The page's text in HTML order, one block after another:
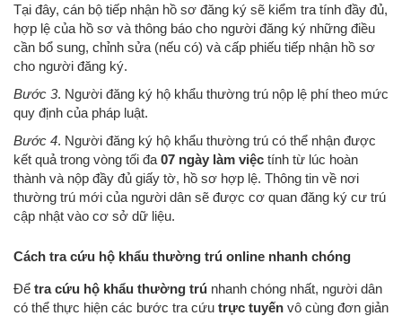
Tại đây, cán bộ tiếp nhận hồ sơ đăng ký sẽ kiểm tra tính đầy đủ,
hợp lệ của hồ sơ và thông báo cho người đăng ký những điều
cần bổ sung, chỉnh sửa (nếu có) và cấp phiếu tiếp nhận hồ sơ
cho người đăng ký.
Bước 3. Người đăng ký hộ khẩu thường trú nộp lệ phí theo mức
quy định của pháp luật.
Bước 4. Người đăng ký hộ khẩu thường trú có thể nhận được
kết quả trong vòng tối đa 07 ngày làm việc tính từ lúc hoàn
thành và nộp đầy đủ giấy tờ, hồ sơ hợp lệ. Thông tin về nơi
thường trú mới của người dân sẽ được cơ quan đăng ký cư trú
cập nhật vào cơ sở dữ liệu.
Cách tra cứu hộ khẩu thường trú online nhanh chóng
Để tra cứu hộ khẩu thường trú nhanh chóng nhất, người dân
có thể thực hiện các bước tra cứu trực tuyến vô cùng đơn giản